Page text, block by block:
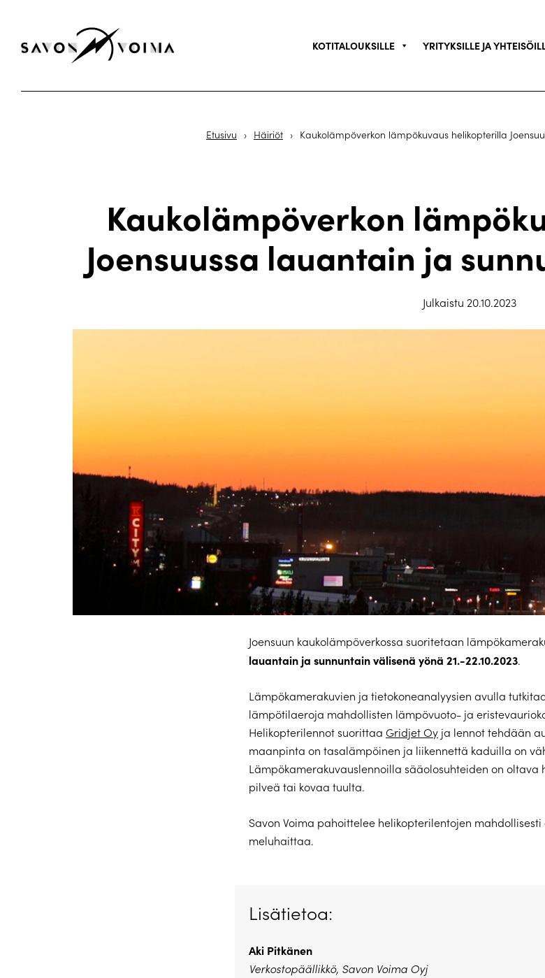
KOTITALOUKSILLE YRITYKSILLE JA
Etusivu › Häiriöt › Kaukolämpöverkon lämpökuvaus helikopterilla
Kaukolämpöverkon
Joensuussa lauantain ja
Julkaistu 20.10.2023
Joensuun kaukolämpöverkossa suoritetaan
lauantain ja sunnuntain välisenä yönä 21.-22.10.2023.
Lämpökamerakuvien ja tietokoneanalyysien avulla
lämpötilaeroja mahdollisten lämpövuoto- ja
Helikopterilennot suorittaa Gridjet Oy ja lennot tehdään
maanpinta on tasalämpöinen ja liikennettä kaduilla on
Lämpökamerakuvauslennoilla sääolosuhteiden on
pilveä tai kovaa tuulta.
Savon Voima pahoittelee helikopterilentojen
meluhaittaa.
Lisätietoa:
Aki Pitkänen
Verkostopäällikkö, Savon Voima Oyj